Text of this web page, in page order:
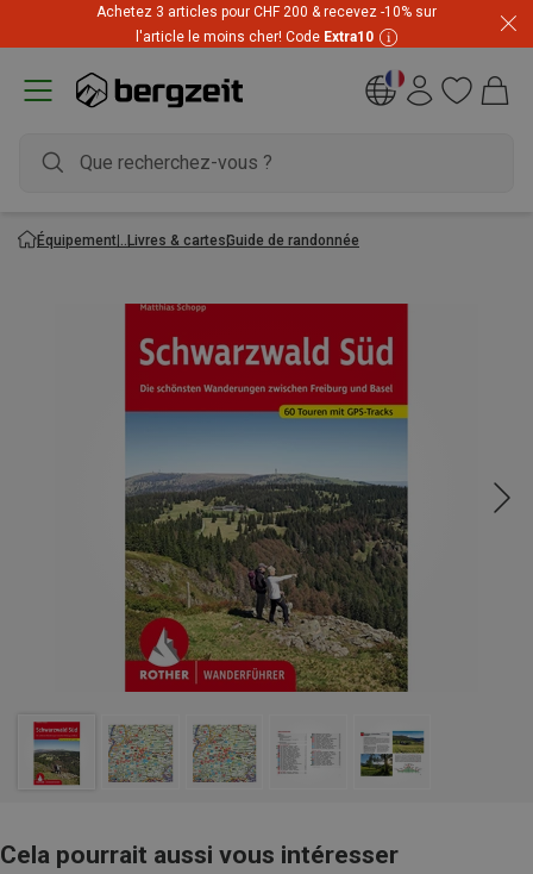
Achetez 3 articles pour CHF 200 & recevez -10% sur
l'article le moins cher! Code Extra10
Équipement Livres & cartesGuide de randonnée
Cela pourrait aussi vous intéresser